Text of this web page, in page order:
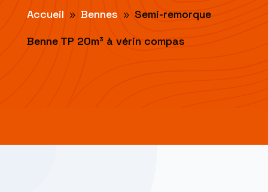
Accueil 9 Bennes 9 Semi-remorque
Benne TP 20m³ à vérin compas